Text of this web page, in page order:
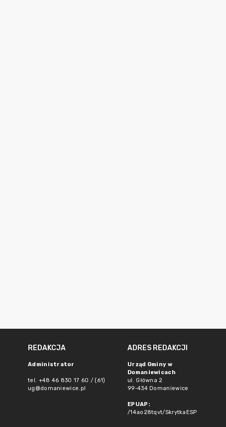
REDAKCJA
Administrator
tel. +48 46 830 17 60 / (61)
ug@domaniewice.pl
ADRES REDAKCJI
Urząd Gminy w
Domaniewicach
ul. Główna 2
99-434 Domaniewice
EPUAP:
/14ao28tqvt/SkrytkaESP